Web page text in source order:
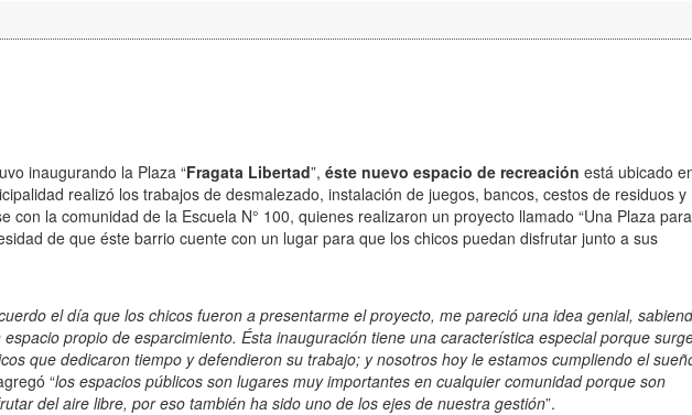
inaugurando la Plaza “Fragata Libertad”, éste nuevo espacio de recreación está ubicado
realizó los trabajos de desmalezado, instalación de juegos, bancos, cestos de residuos y
con la comunidad de la Escuela N° 100, quienes realizaron un proyecto llamado “Una Plaza para
de que éste barrio cuente con un lugar para que los chicos puedan disfrutar junto a sus
el día que los chicos fueron a presentarme el proyecto, me pareció una idea genial,
propio de esparcimiento. Ésta inauguración tiene una característica especial porque
que dedicaron tiempo y defendieron su trabajo; y nosotros hoy le estamos cumpliendo el
“los espacios públicos son lugares muy importantes en cualquier comunidad porque son
del aire libre, por eso también ha sido uno de los ejes de nuestra gestión”.